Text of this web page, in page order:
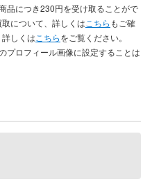
品につき230円を受け取ることがで
について、詳しくは こちら もご確
しくは こちらをご覧ください。
プロフィール画像に設定することは